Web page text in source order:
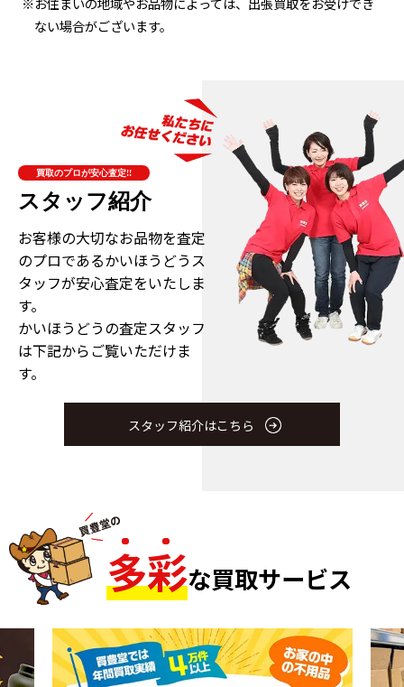
ない場合がございます。
買取のプロが安心査定!!
スタッフ紹介
お客様の大切なお品物を査定
のプロであるかいほうどうス
タッフが安心査定をいたしま
す。
かいほうどうの査定スタッフ
は下記からご覧いただけま
す。
スタッフ紹介はこちら
多彩な買取サービス